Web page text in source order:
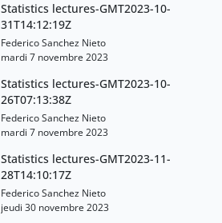
Statistics lectures-GMT2023-10-
31T14:12:19Z
Federico Sanchez Nieto
mardi 7 novembre 2023
Statistics lectures-GMT2023-10-
26T07:13:38Z
Federico Sanchez Nieto
mardi 7 novembre 2023
Statistics lectures-GMT2023-11-
28T14:10:17Z
Federico Sanchez Nieto
jeudi 30 novembre 2023